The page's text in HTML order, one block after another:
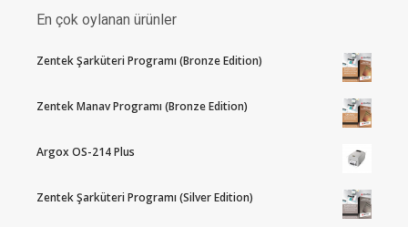
En çok oylanan ürünler
Zentek Şarküteri Programı (Bronze Edition)
Zentek Manav Programı (Bronze Edition)
Argox OS-214 Plus
Zentek Şarküteri Programı (Silver Edition)